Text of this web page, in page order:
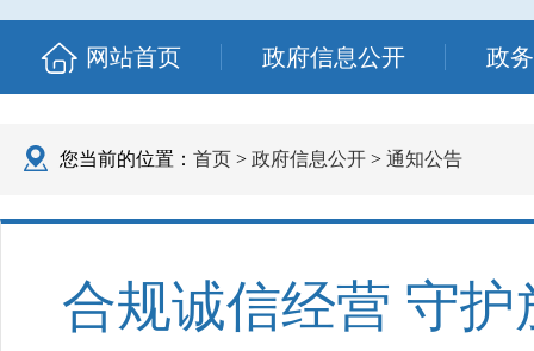
网站首页 政府信息公开 政
您当前的位置： 首页 > 政府信息公开 > 通知公告
合规诚信经营 守